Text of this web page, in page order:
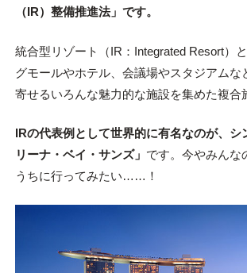
（IR）整備推進法」です。
統合型リゾート（IR：Integrated Resort）
グモールやホテル、会議場やスタジアムな
寄せるいろんな魅力的な施設を集めた複合
IRの代表例として世界的に有名なのが、
リーナ・ベイ・サンズ」 です。今やみんな
うちに行ってみたい……！